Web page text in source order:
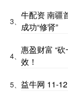
3、
牛配资 南疆
成功“修肾”
4、
惠盈财富 “
效！
5、 益牛网 11-